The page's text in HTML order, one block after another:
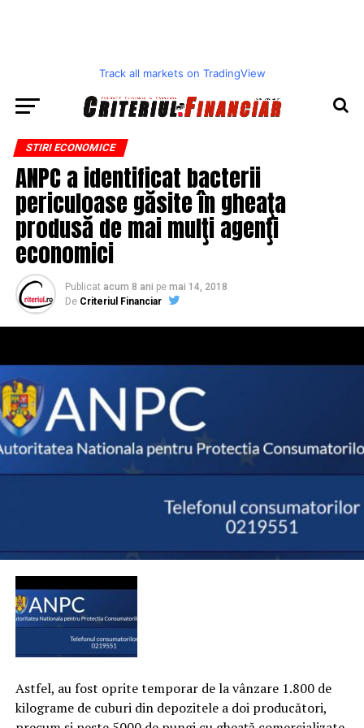
Track all markets on TradingView
STIRI ECONOMICE
ANPC a identificat bacterii
periculoase găsite în gheaţa
produsă de mai mulţi agenţi
economici
Publicat acum 8 ani pe mai 14, 2018
De Criteriul Financiar
Astfel, au fost oprite temporar de la vânzare 1.800 de
kilograme de cuburi din depozitele a doi producători,